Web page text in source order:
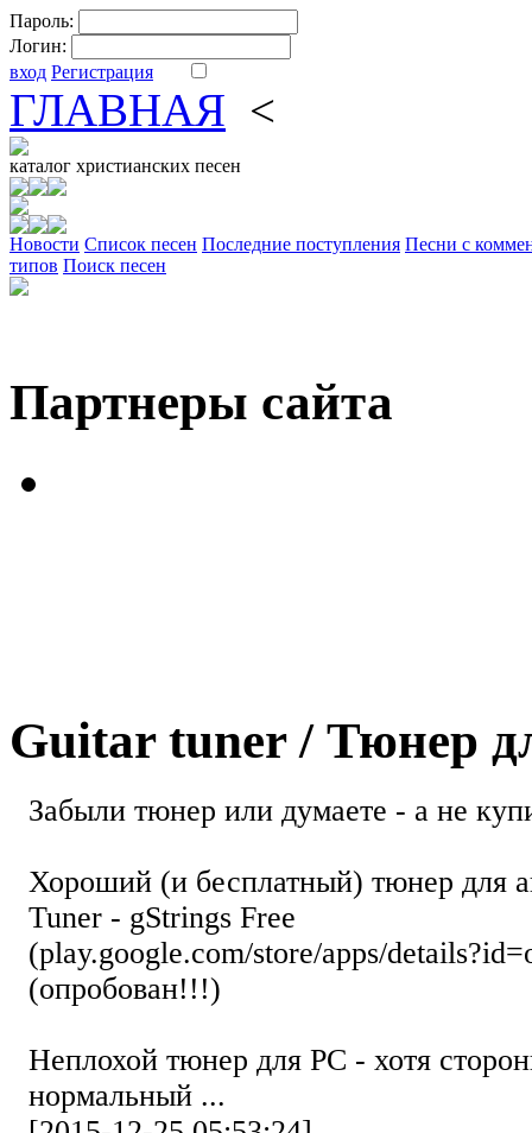
Пароль:
Логин:
вход Регистрация
ГЛАВНАЯ <
каталог христианских песен
Новости Cписок песен Последние поступления Песни с
типов Поиск песен
Партнеры сайта
Guitar tuner / Тюнер
Забыли тюнер или думаете - а не
Хороший (и бесплатный) тюнер для
Tuner - gStrings Free
(play.google.com/store/apps/
(опробован!!!)
Неплохой тюнер для РС - хотя
нормальный ...